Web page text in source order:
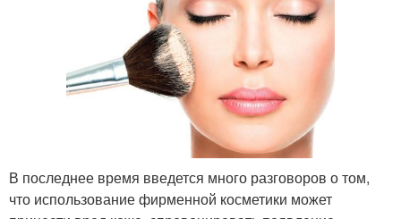
В последнее время введется много разговоров о том,
что использование фирменной косметики может